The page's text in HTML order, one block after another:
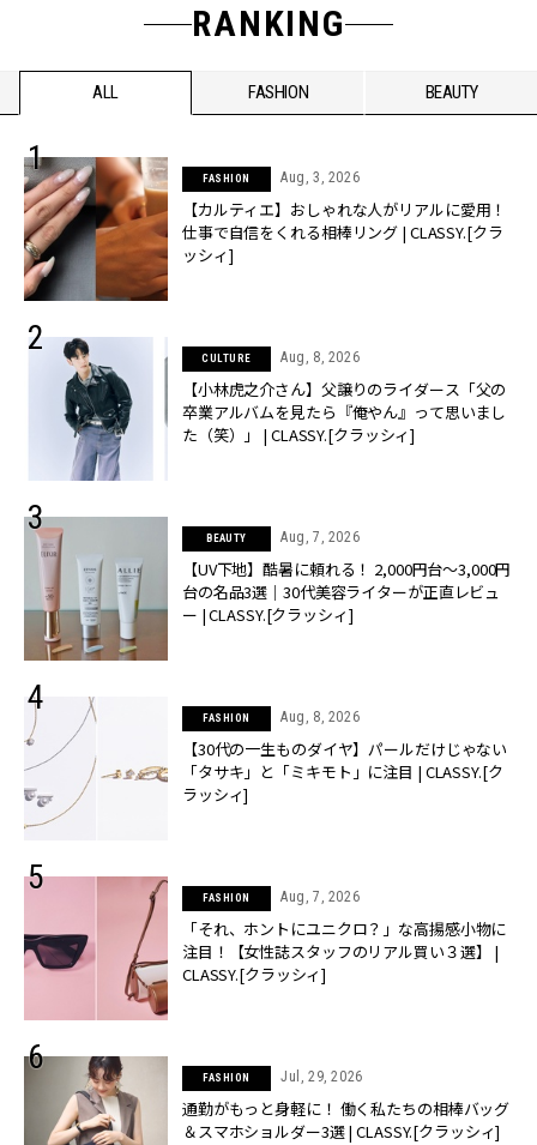
RANKING
ALL FASHION BEAUTY
FASHION Aug, 3, 2026
【カルティエ】おしゃれな人がリアルに愛用！
仕事で自信をくれる相棒リング | CLASSY.[クラ
ッシィ]
CULTURE Aug, 8, 2026
【小林虎之介さん】父譲りのライダース「父の
卒業アルバムを見たら『俺やん』って思いまし
た（笑）」 | CLASSY.[クラッシィ]
BEAUTY Aug, 7, 2026
【UV下地】酷暑に頼れる！ 2,000円台〜3,000円
台の名品3選｜30代美容ライターが正直レビュ
ー | CLASSY.[クラッシィ]
FASHION Aug, 8, 2026
【30代の一生ものダイヤ】パールだけじゃない
「タサキ」と「ミキモト」に注目 | CLASSY.[ク
ラッシィ]
FASHION Aug, 7, 2026
「それ、ホントにユニクロ？」な高揚感小物に
注目！【女性誌スタッフのリアル買い３選】 |
CLASSY.[クラッシィ]
FASHION Jul, 29, 2026
通勤がもっと身軽に！ 働く私たちの相棒バッグ
＆スマホショルダー3選 | CLASSY.[クラッシィ]